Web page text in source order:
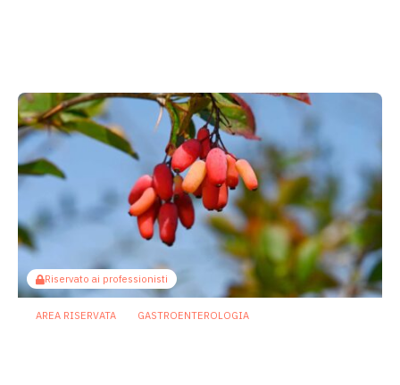
Riservato ai professionisti
AREA RISERVATA GASTROENTEROLOGIA